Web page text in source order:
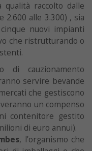
raccolto dalle
2.600 alle 3.300) , sia
nuovi impianti
che ristrutturando o
di cauzionamento
servire bevande
che gestiscono
un compenso
contenitore gestito
di euro annui).
, l’organismo che